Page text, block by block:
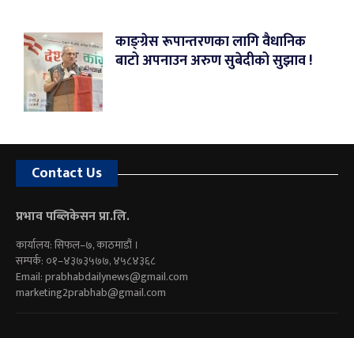
काङ्ग्रेस रूपान्तरणका लागि वैधानिक
बाटो अपनाउन अरुण सुबेदीको सुझाव !
Contact Us
प्रभाव पब्लिकेसन प्रा.लि.
कार्यालय: सिफल–७, काठमाडौं ।
सम्पर्क: ०१–४३७३५७७, ४५८४३६८
Email:prabhabdailynews@gmail.com
marketing2prabhab@gmail.com